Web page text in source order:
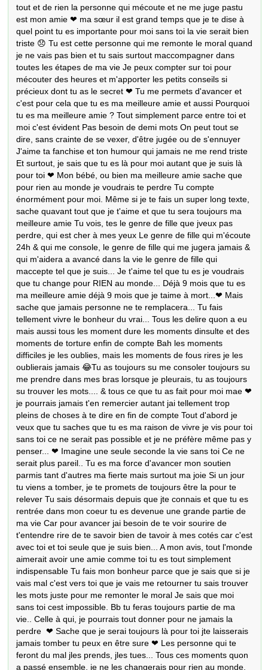
tout et de rien la personne qui mécoute et ne me juge pastu
est mon amie ❤ ma sœur il est grand temps que je te dise à
quel point tu es importante pour moi sans toi la vie serait bien
triste 😞 Tu est cette personne qui me remonte le moral quand
je ne vais pas bien et tu sais surtout maccompagner dans
toutes les étapes de ma vie Je peux compter sur toi pour
mécouter des heures et m'apporter les petits conseils si
précieux dont tu as le secret ❤ Tu me permets d'avancer et
c'est pour cela que tu es ma meilleure amie et aussi Pourquoi
tu es ma meilleure amie ? Tout simplement parce entre toi et
moi c'est évident Pas besoin de demi mots On peut tout se
dire, sans crainte de se vexer, d'être jugée ou de s'ennuyer
J'aime ta fanchise et ton humour qui jamais ne me rend triste
Et surtout, je sais que tu es là pour moi autant que je suis là
pour toi ❤ Mon bébé, ou bien ma meilleure amie sache que
pour rien au monde je voudrais te perdre Tu compte
énormément pour moi. Même si je te fais un super long texte,
sache quavant tout que je t'aime et que tu sera toujours ma
meilleure amie Tu vois, tes le genre de fille que jveux pas
perdre, qui est cher à mes yeux Le genre de fille qui m'écoute
24h & qui me console, le genre de fille qui me jugera jamais &
qui m'aidera a avancé dans la vie le genre de fille qui
maccepte tel que je suis... Je t'aime tel que tu es je voudrais
que tu change pour RIEN au monde... Déjà 9 mois que tu es
ma meilleure amie déjà 9 mois que je taime à mort...❤ Mais
sache que jamais personne ne te remplacera... Tu fais
tellement vivre le bonheur du vrai... Tous les delire quon a eu
mais aussi tous les moment dure les moments dinsulte et des
moments de torture enfin de compte Bah les moments
difficiles je les oublies, mais les moments de fous rires je les
oublierais jamais 😂Tu as toujours su me consoler toujours su
me prendre dans mes bras lorsque je pleurais, tu as toujours
su trouver les mots.... & tous ce que tu as fait pour moi mae ❤
je pourrais jamais t'en remercier autant jai tellement trop
pleins de choses à te dire en fin de compte Tout d'abord je
veux que tu saches que tu es ma raison de vivre je vis pour toi
sans toi ce ne serait pas possible et je ne préfère même pas y
penser... ❤ Imagine une seule seconde la vie sans toi Ce ne
serait plus pareil.. Tu es ma force d'avancer mon soutien
parmis tant d'autres ma fierte mais surtout ma joie Si un jour
tu viens a tomber, je te promets de toujours être la pour te
relever Tu sais désormais depuis que jte connais et que tu es
rentrée dans mon coeur tu es devenue une grande partie de
ma vie Car pour avancer jai besoin de te voir sourire de
t'entendre rire de te savoir bien de tavoir à mes cotés car c'est
avec toi et toi seule que je suis bien... A mon avis, tout l'monde
aimerait avoir une amie comme toi tu es tout simplement
indispensable Tu fais mon bonheur parce que je sais que si je
vais mal c'est vers toi que je vais me retourner tu sais trouver
les mots juste pour me remonter le moral Je sais que moi
sans toi cest impossible. Bb tu feras toujours partie de ma
vie.. Celle à qui, je pourrais tout donner pour ne jamais la
perdre  ❤ Sache que je serai toujours là pour toi jte laisserais
jamais tomber tu peux en être sure ❤ Les personne qui te
feront du mal jles prends, jles tues... Tous ces moments quon
a passé ensemble, je ne les changerais pour rien au monde.